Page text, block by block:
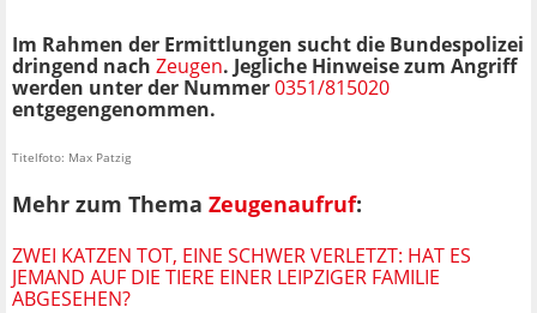
Im Rahmen der Ermittlungen sucht die Bundespolizei
dringend nach Zeugen. Jegliche Hinweise zum Angriff
werden unter der Nummer0351/815020
entgegengenommen.
Titelfoto: Max Patzig
Mehr zum Thema Zeugenaufruf:
ZWEI KATZEN TOT, EINE SCHWER VERLETZT: HAT ES
JEMAND AUF DIE TIERE EINER LEIPZIGER FAMILIE
ABGESEHEN?